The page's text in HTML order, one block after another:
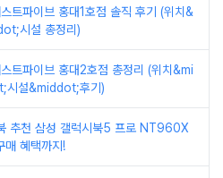
트파이브 홍대1호점 솔직 후기 (위치&
시설 총정리)
트파이브 홍대2호점 총정리 (위치&mi
설&middot;후기)
추천 삼성 갤럭시북5 프로 NT960X
혜택까지!